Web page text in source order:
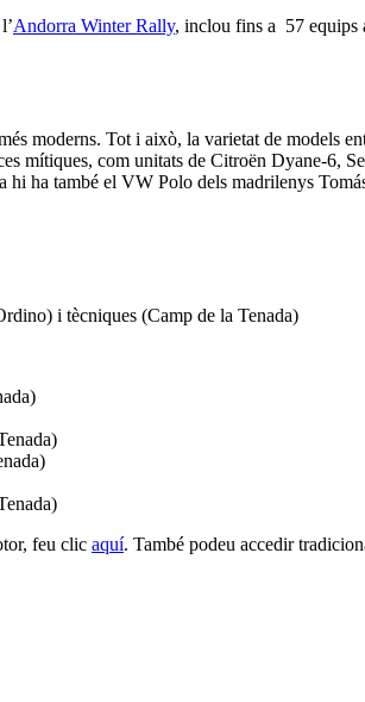
Andorra Winter Rally, inclou fins a 57 equips
moderns. Tot i això, la varietat de models
mítiques, com unitats de Citroën Dyane-6,
hi ha també el VW Polo dels madrilenys
i tècniques (Camp de la Tenada)
feu clic aquí. També podeu accedir